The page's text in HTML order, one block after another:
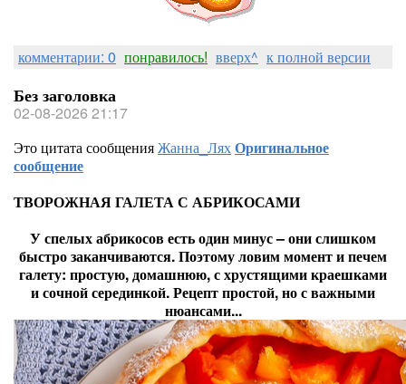
комментарии: 0 понравилось! вверх^ к полной версии
Без заголовка
02-08-2026 21:17
Это цитата сообщенияЖанна_ЛяхОригинальное
сообщение
ТВОРОЖНАЯ ГАЛЕТА С АБРИКОСАМИ
У спелых абрикосов есть один минус – они слишком
быстро заканчиваются. Поэтому ловим момент и печем
галету: простую, домашнюю, с хрустящими краешками
и сочной серединкой. Рецепт простой, но с важными
нюансами...